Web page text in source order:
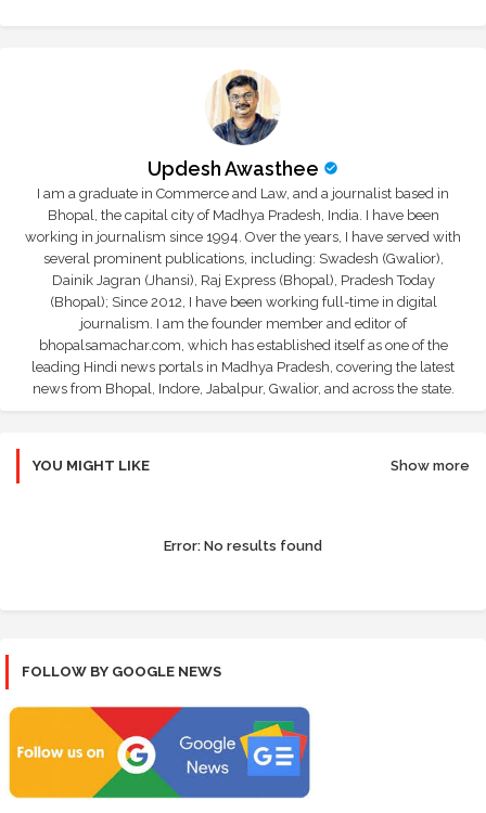
Updesh Awasthee
I am a graduate in Commerce and Law, and a journalist based in
Bhopal, the capital city of Madhya Pradesh, India. I have been
working in journalism since 1994. Over the years, I have served with
several prominent publications, including: Swadesh (Gwalior),
Dainik Jagran (Jhansi), Raj Express (Bhopal), Pradesh Today
(Bhopal); Since 2012, I have been working full-time in digital
journalism. I am the founder member and editor of
bhopalsamachar.com, which has established itself as one of the
leading Hindi news portals in Madhya Pradesh, covering the latest
news from Bhopal, Indore, Jabalpur, Gwalior, and across the state.
YOU MIGHT LIKE Show more
Error: No results found
FOLLOW BY GOOGLE NEWS